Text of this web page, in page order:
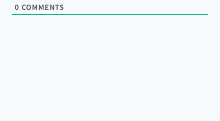
0 COMMENTS